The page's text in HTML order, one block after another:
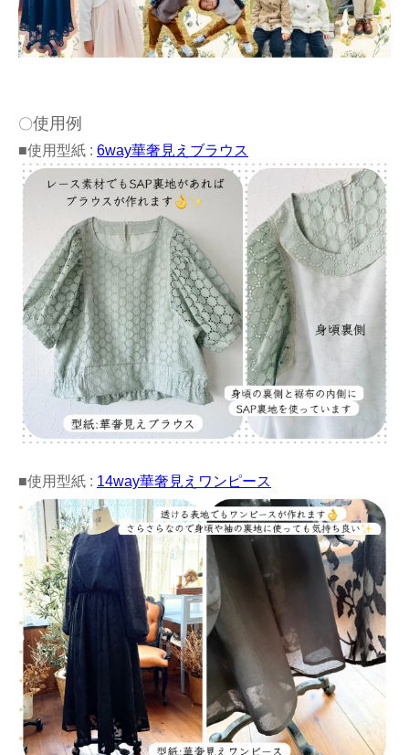
〇使用例
■使用型紙 : 6way華奢見えブラウス
■使用型紙 : 14way華奢見えワンピース